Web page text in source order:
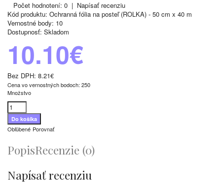
Počet hodnotení: 0 | Napísať recenziu
Kód produktu: Ochranná fólia na posteľ (ROLKA) - 50 cm x 40 m
Vernostné body: 10
Dostupnosť: Skladom
10.10€
Bez DPH: 8.21€
Cena vo vernostných bodoch: 250
Množstvo
Obľúbené Porovnať
PopisRecenzie (0)
Napísať recenziu